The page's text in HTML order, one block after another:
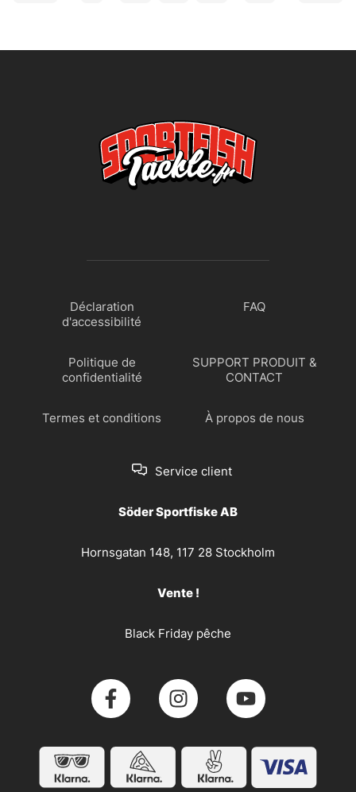
Déclaration
d'accessibilité
FAQ
Politique de
confidentialité
SUPPORT PRODUIT &
CONTACT
Termes et conditions À propos de nous
Service client
Söder Sportfiske AB
Hornsgatan 148, 117 28 Stockholm
Vente !
Black Friday pêche